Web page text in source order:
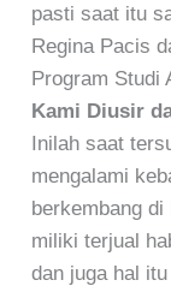
pasti saat itu
Regina Pacis
Program Studi
Kami Diusir
Inilah saat
mengalami
berkembang
miliki terjual
dan juga hal